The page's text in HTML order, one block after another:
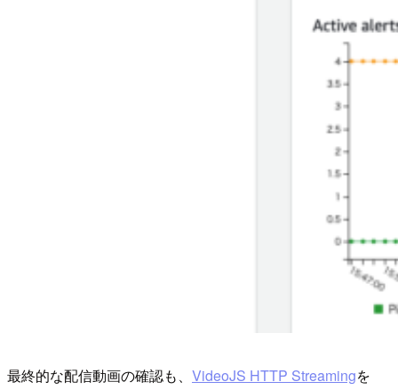
最終的な配信動画の確認も、 VideoJS HTTP Streamingを